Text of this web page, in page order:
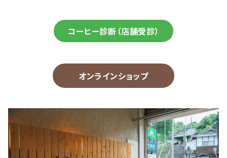
コーヒー診断（店舗受診）
オンラインショップ